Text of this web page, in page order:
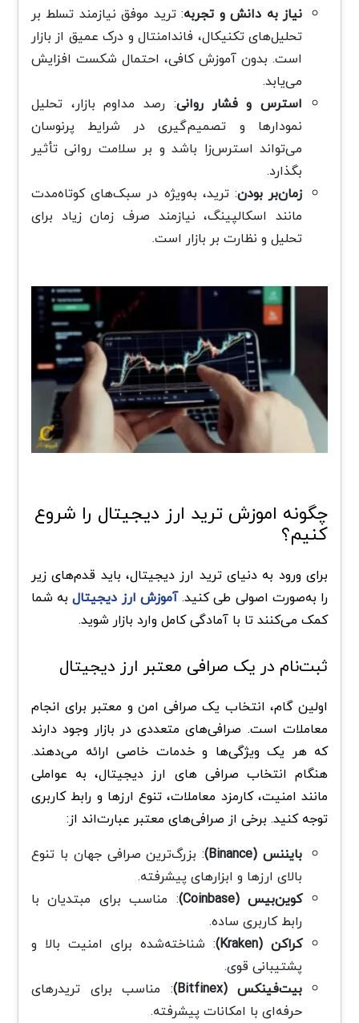
نیاز به دانش و تجربه: ترید موفق نیازمند تسلط بر
تحلیل‌های تکنیکال، فاندامنتال و درک عمیق از بازار
است. بدون آموزش کافی، احتمال شکست افزایش
می‌یابد.
استرس و فشار روانی: رصد مداوم بازار، تحلیل
نمودارها و تصمیم‌گیری در شرایط پرنوسان
می‌تواند استرس‌زا باشد و بر سلامت روانی تأثیر
بگذارد.
زمان‌بر بودن: ترید، به‌ویژه در سبک‌های کوتاه‌مدت
مانند اسکالپینگ، نیازمند صرف زمان زیاد برای
تحلیل و نظارت بر بازار است.
چگونه اموزش ترید ارز دیجیتال را شروع
کنیم؟
برای ورود به دنیای ترید ارز دیجیتال، باید قدم‌های زیر
را به‌صورت اصولی طی کنید.آموزش ارز دیجیتالبه شما
کمک می‌کنند تا با آمادگی کامل وارد بازار شوید.
ثبت‌نام در یک صرافی معتبر ارز دیجیتال
اولین گام، انتخاب یک صرافی امن و معتبر برای انجام
معاملات است. صرافی‌های متعددی در بازار وجود دارند
که هر یک ویژگی‌ها و خدمات خاصی ارائه می‌دهند.
هنگام انتخاب صرافی های ارز دیجیتال، به عواملی
مانند امنیت، کارمزد معاملات، تنوع ارزها و رابط کاربری
توجه کنید. برخی از صرافی‌های معتبر عبارت‌اند از:
بایننس (Binance)
: بزرگ‌ترین صرافی جهان با تنوع
بالای ارزها و ابزارهای پیشرفته.
کوین‌بیس (Coinbase)
: مناسب برای مبتدیان با
رابط کاربری ساده.
کراکن (Kraken)
: شناخته‌شده برای امنیت بالا و
پشتیبانی قوی.
بیت‌فینکس (Bitfinex)
: مناسب برای تریدرهای
حرفه‌ای با امکانات پیشرفته.